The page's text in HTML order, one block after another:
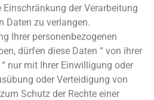
Einschränkung der Verarbeitung
Daten zu verlangen.
Ihrer personenbezogenen
dürfen diese Daten “ von ihrer
nur mit Ihrer Einwilligung oder
oder Verteidigung von
Schutz der Rechte einer